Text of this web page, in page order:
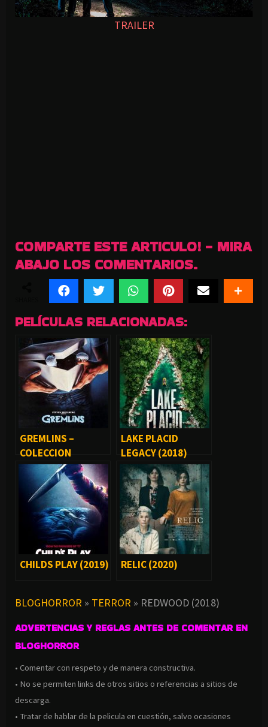
TRAILER
COMPARTE ESTE ARTICULO! - MIRA
ABAJO LOS COMENTARIOS.
PELÍCULAS RELACIONADAS:
GREMLINS –
COLECCION
COMPLETA
LAKE PLACID
LEGACY (2018)
CHILDS PLAY (2019) RELIC (2020)
BLOGHORROR » TERROR » REDWOOD (2018)
ADVERTENCIAS Y REGLAS ANTES DE COMENTAR EN
BLOGHORROR
• Comentar con respeto y de manera constructiva.
• No se permiten links de otros sitios o referencias a sitios de
descarga.
• Tratar de hablar de la pelicula en cuestión, salvo ocasiones